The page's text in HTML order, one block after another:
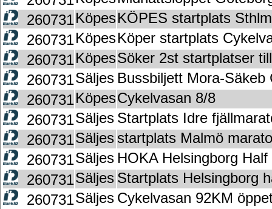
260731KöpesKÖPES startplats
260731KöpesKöper startplats
260731KöpesSöker 2st startplatser
260731Säljes Bussbiljett Mora-Säkeb
260731KöpesCykelvasan 8/8
260731Säljes Startplats Idre
260731Säljes startplats Malmö
260731Säljes HOKA Helsingborg
260731Säljes Startplats Helsingborg
260731Säljes Cykelvasan 92KM